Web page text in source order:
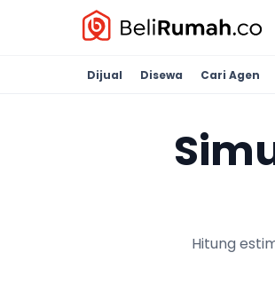
Dijual Disewa Cari Agen
Hitung